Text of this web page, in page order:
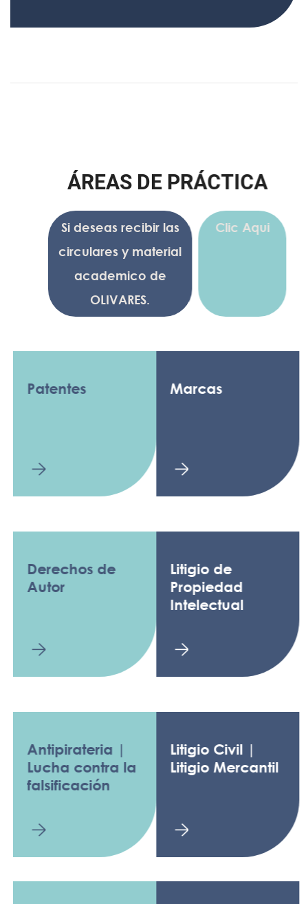
ÁREAS D E P RÁCTICA
Si deseas recibir las
circulares y material
academico de
OLIVARES.
Clic Aqui
Patentes Marcas
Derechos de
Autor
Litigio de
Propiedad
Intelectual
Antipirateria |
Lucha contra la
falsificación
Litigio Civil |
Litigio Mercantil